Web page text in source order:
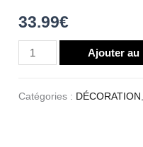
33.99€
Du
Monde
Ajouter au
Catégories : DÉCORATION